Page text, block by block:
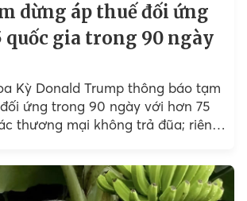
dừng áp thuế đối ứng
quốc gia trong 90 ngày
Kỳ Donald Trump thông báo tạm
ứng trong 90 ngày với hơn 75
thương mại không trả đũa; riêng